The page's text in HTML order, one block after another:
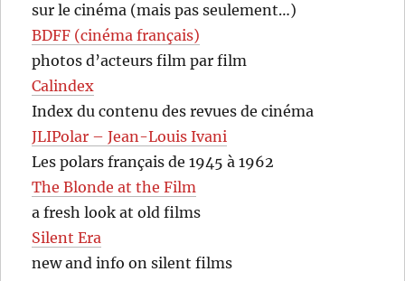
sur le cinéma (mais pas seulement…)
BDFF (cinéma français)
photos d’acteurs film par film
Calindex
Index du contenu des revues de cinéma
JLIPolar – Jean-Louis Ivani
Les polars français de 1945 à 1962
The Blonde at the Film
a fresh look at old films
Silent Era
new and info on silent films